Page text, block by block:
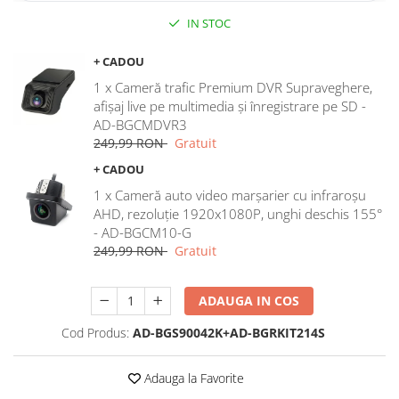
Rame adaptoare Chrysler
Rame adaptoare Isuzu
Rame adaptoare Subaru
Rame adaptoare Iveco
Rame adaptoare Smart
Rame adaptoare Ssangyong
Rame adaptoare Hummer
Camere marșarier auto
IN STOC
+ CADOU
1 x Cameră trafic Premium DVR Supraveghere,
afișaj live pe multimedia și înregistrare pe SD -
AD-BGCMDVR3
249,99 RON Gratuit
+ CADOU
1 x Cameră auto video marșarier cu infraroșu
AHD, rezoluție 1920x1080P, unghi deschis 155°
- AD-BGCM10-G
249,99 RON Gratuit
ADAUGA IN COS
Cod Produs: AD-BGS90042K+AD-BGRKIT214S
Adauga la Favorite